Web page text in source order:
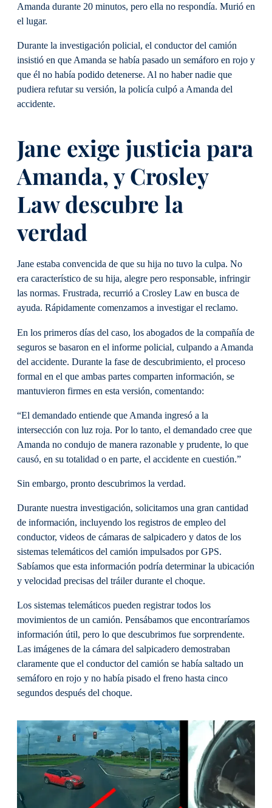
Amanda durante 20 minutos, pero ella no respondía. Murió en
el lugar.
Durante la investigación policial, el conductor del camión
insistió en que Amanda se había pasado un semáforo en rojo y
que él no había podido detenerse. Al no haber nadie que
pudiera refutar su versión, la policía culpó a Amanda del
accidente.
Jane exige justicia para
Amanda, y Crosley
Law descubre la
verdad
Jane estaba convencida de que su hija no tuvo la culpa. No
era característico de su hija, alegre pero responsable, infringir
las normas. Frustrada, recurrió a Crosley Law en busca de
ayuda. Rápidamente comenzamos a investigar el reclamo.
En los primeros días del caso, los abogados de la compañía de
seguros se basaron en el informe policial, culpando a Amanda
del accidente. Durante la fase de descubrimiento, el proceso
formal en el que ambas partes comparten información, se
mantuvieron firmes en esta versión, comentando:
“El demandado entiende que Amanda ingresó a la
intersección con luz roja. Por lo tanto, el demandado cree que
Amanda no condujo de manera razonable y prudente, lo que
causó, en su totalidad o en parte, el accidente en cuestión.”
Sin embargo, pronto descubrimos la verdad.
Durante nuestra investigación, solicitamos una gran cantidad
de información, incluyendo los registros de empleo del
conductor, videos de cámaras de salpicadero y datos de los
sistemas telemáticos del camión impulsados por GPS.
Sabíamos que esta información podría determinar la ubicación
y velocidad precisas del tráiler durante el choque.
Los sistemas telemáticos pueden registrar todos los
movimientos de un camión. Pensábamos que encontraríamos
información útil, pero lo que descubrimos fue sorprendente.
Las imágenes de la cámara del salpicadero demostraban
claramente que el conductor del camión se había saltado un
semáforo en rojo y no había pisado el freno hasta cinco
segundos después del choque.